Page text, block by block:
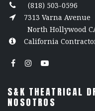
(818) 503-0596
7313 Varna Avenue
North Hollywood
California
S&K THEATRICAL
NOSOTROS